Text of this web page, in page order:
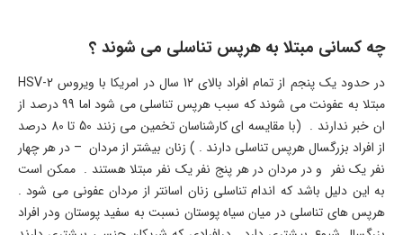
چه کسانی مبتلا به هرپس تناسلی می شوند ؟
در حدود یک پنجم از تمام افراد بالای 12 سال در امریکا با ویروس HSV-2
مبتلا به عفونت می شوند که سبب هرپس تناسلی می شود اما 99 درصد از
ان خبر ندارند . (با مقایسه ای کارشناسان تخمین می زنند 50 تا 80 درصد
از افراد بزرگسال هرپس تناسلی دارند . ) زنان بیشتر از مردان – در هر چهار
نفر یک نفر و در مردان در هر پنج نفر یک نفر مبتلا هستند . ممکن است
به این دلیل باشد که اندام تناسلی زنان اسانتر از مردان عفونی می شود .
هرپس های تناسلی در میان سیاه پوستان نسبت به سفید پوستان ودر افراد